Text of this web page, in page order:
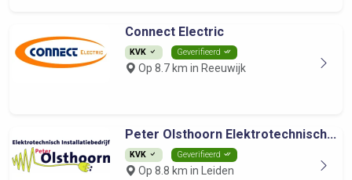
Connect Electric
KVK Geverifieerd
Op 8.7 km in Reeuwijk
Peter Olsthoorn Elektrotechnisch...
KVK Geverifieerd
Op 8.8 km in Leiden